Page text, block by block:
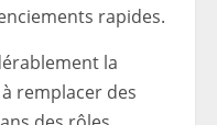
rapides.
la
remplacer des